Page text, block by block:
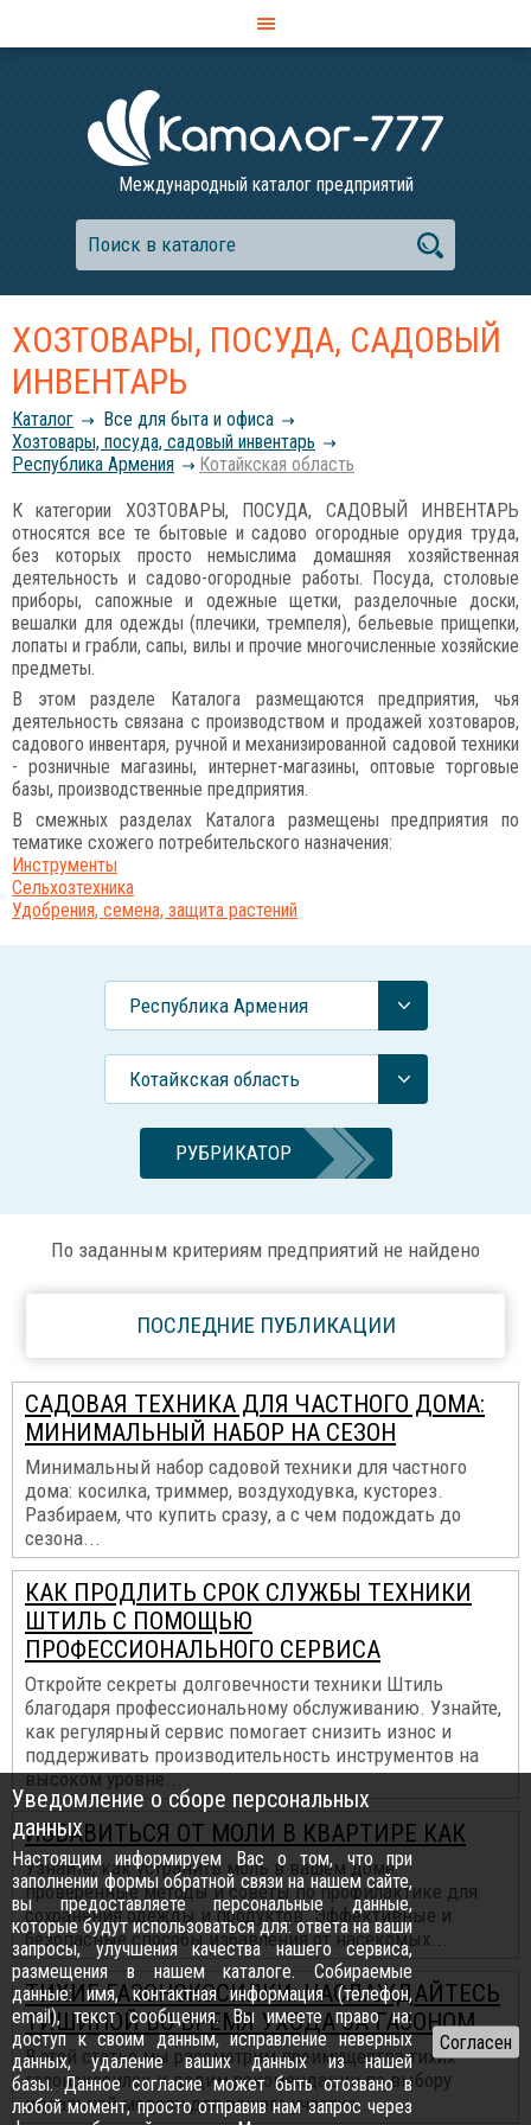
Международный каталог предприятий
ХОЗТОВАРЫ, ПОСУДА, САДОВЫЙ
ИНВЕНТАРЬ
Каталог
Все для быта и офиса
Хозтовары, посуда, садовый инвентарь
Республика Армения
Котайкская область
К категории ХОЗТОВАРЫ, ПОСУДА, САДОВЫЙ ИНВЕНТАРЬ
относятся все те бытовые и садово огородные орудия труда,
без которых просто немыслима домашняя хозяйственная
деятельность и садово-огородные работы. Посуда, столовые
приборы, сапожные и одежные щетки, разделочные доски,
вешалки для одежды (плечики, тремпеля), бельевые прищепки,
лопаты и грабли, сапы, вилы и прочие многочисленные хозяйские
предметы.
В этом разделе Каталога размещаются предприятия, чья
деятельность связана с производством и продажей хозтоваров,
садового инвентаря, ручной и механизированной садовой техники
- розничные магазины, интернет-магазины, оптовые торговые
базы, производственные предприятия.
В смежных разделах Каталога размещены предприятия по
тематике схожего потребительского назначения:
Инструменты
Сельхозтехника
Удобрения, семена, защита растений
Республика Армения
Котайкская область
РУБРИКАТОР
По заданным критериям предприятий не найдено
ПОСЛЕДНИЕ ПУБЛИКАЦИИ
САДОВАЯ ТЕХНИКА ДЛЯ ЧАСТНОГО ДОМА:
МИНИМАЛЬНЫЙ НАБОР НА СЕЗОН
Минимальный набор садовой техники для частного
дома: косилка, триммер, воздуходувка, кусторез.
Разбираем, что купить сразу, а с чем подождать до
сезона...
КАК ПРОДЛИТЬ СРОК СЛУЖБЫ ТЕХНИКИ
ШТИЛЬ С ПОМОЩЬЮ
ПРОФЕССИОНАЛЬНОГО СЕРВИСА
Откройте секреты долговечности техники Штиль
благодаря профессиональному обслуживанию. Узнайте,
как регулярный сервис помогает снизить износ и
поддерживать производительность инструментов на
высоком уровне...
ИЗБАВИТЬСЯ ОТ МОЛИ В КВАРТИРЕ КАК
Узнайте, как устранить моль в вашем доме:
проверенные методы и советы по профилактике для
сохранения одежды и продуктов. Эффективные и
безопасные способы избавления от насекомых...
ТИХИЕ ГАЗОНОКОСИЛКИ: НАСЛАЖДАЙТЕСЬ
ТИШИНОЙ ВО ВРЕМЯ УХОДА ЗА ГАЗОНОМ
В этой статье мы рассмотрим преимущества тихих
газонокосилок и дадим рекомендации по выбору
идеальной модели для вашего участка...
Уведомление о сборе персональных
данных
Настоящим информируем Вас о том, что при
заполнении формы обратной связи на нашем сайте,
вы предоставляете персональные данные,
которые будут использоваться для: ответа на ваши
запросы, улучшения качества нашего сервиса,
размещения в нашем каталоге. Собираемые
данные: имя, контактная информация (телефон,
email), текст сообщения. Вы имеете право на:
доступ к своим данным, исправление неверных
данных, удаление ваших данных из нашей
базы. Данное согласие может быть отозвано в
любой момент, просто отправив нам запрос через